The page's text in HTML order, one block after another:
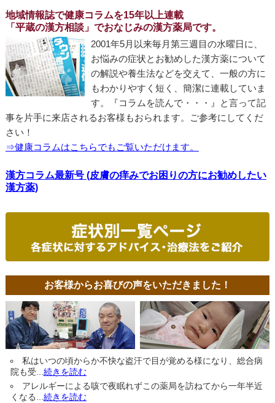
地域情報誌で健康コラムを15年以上連載
「平蔵の漢方相談」でおなじみの漢方薬局です。
2001年5月以来毎月第三週目の水曜日に、
お悩みの症状とお勧めした漢方薬について
の解説や養生法などを交えて、一般の方に
もわかりやすく短く、簡潔に連載していま
す。『コラムを読んで・・・』と言って記
事を片手に来店されるお客様もおられます。ご参考にしてくだ
さい！
⇒健康コラムはこちらでもご覧いただけます。
漢方コラム最新号 (皮膚の痒みでお困りの方にお勧めしたい
漢方薬)
お客様からお喜びの声をいただきました！
私はいつの頃からか不快な盗汗で目が覚める様になり、総合病
院も受... 続きを読む
アレルギーによる咳で夜眠れずこの薬局を訪ねてから一年半近
くなる... 続きを読む